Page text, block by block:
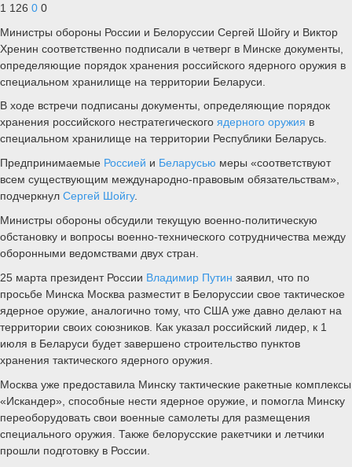
1 126 0 0
Министры обороны России и Белоруссии Сергей Шойгу и Виктор
Хренин соответственно подписали в четверг в Минске документы,
определяющие порядок хранения российского ядерного оружия в
специальном хранилище на территории Беларуси.
В ходе встречи подписаны документы, определяющие порядок
хранения российского нестратегического ядерного оружия в
специальном хранилище на территории Республики Беларусь.
Предпринимаемые Россией и Беларусью меры «соответствуют
всем существующим международно-правовым обязательствам»,
подчеркнул Сергей Шойгу.
Министры обороны обсудили текущую военно-политическую
обстановку и вопросы военно-технического сотрудничества между
оборонными ведомствами двух стран.
25 марта президент России Владимир Путин заявил, что по
просьбе Минска Москва разместит в Белоруссии свое тактическое
ядерное оружие, аналогично тому, что США уже давно делают на
территории своих союзников. Как указал российский лидер, к 1
июля в Беларуси будет завершено строительство пунктов
хранения тактического ядерного оружия.
Москва уже предоставила Минску тактические ракетные комплексы
«Искандер», способные нести ядерное оружие, и помогла Минску
переоборудовать свои военные самолеты для размещения
специального оружия. Также белорусские ракетчики и летчики
прошли подготовку в России.